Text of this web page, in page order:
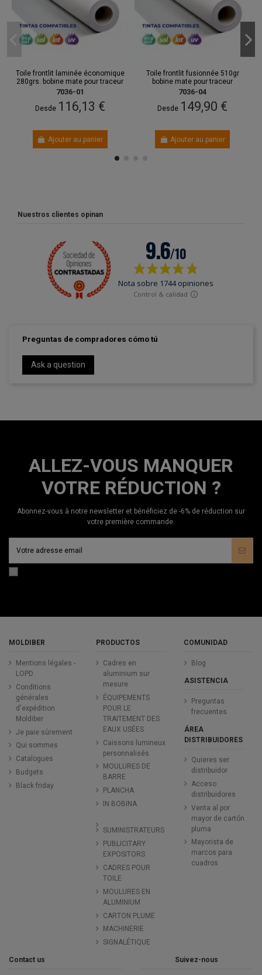
Toile frontlit laminée économique
280grs. bobine mate pour traceur
7036-01
Desde 116,13 €
Ajouter au panier
Toile frontlit fusionnée 510gr
bobine mate pour traceur
7036-04
Desde 149,90 €
Ajouter au panier
Nuestros clientes opinan
Preguntas de compradores cómo tú
Ask a question
ALLEZ-VOUS MANQUER
VOTRE RÉDUCTION ?
Abonnez-vous à notre newsletter et bénéficiez de -6% de réduction sur
votre première commande.
MOLDIBER
Mentions légales -
LOPD
Conditions
générales
d'expédition
Moldiber
Je paie sûrement
Qui sommes
Catalogues
Budgets
Black friday
PRODUCTOS
Cadres en
aluminium sur
mesure
ÉQUIPEMENTS
POUR LE
TRAITEMENT DES
EAUX USÉES
Caissons lumineux
personnalisés
MOULURES DE
BARRE
PLANCHA
IN BOBINA
SUMINISTRATEURS
PUBLICITARY
EXPOSITORS
CADRES POUR
TOILE
MOULURES EN
ALUMINIUM
CARTON PLUME
MACHINERIE
SIGNALÉTIQUE
COMUNIDAD
Blog
ASISTENCIA
Preguntas
frecuentes
ÁREA
DISTRIBUIDORES
Quieres ser
distribuidor
Acceso
distribuidores
Venta al por
mayor de cartón
pluma
Mayorista de
marcos para
cuadros
Contact us Suivez-nous